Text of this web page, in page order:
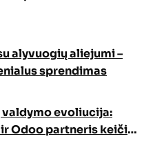
alyvuogių aliejumi –
sprendimas
evoliucija:
Odoo partneris keičia